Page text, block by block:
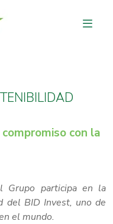
con la
Grupo participa en la
del BID Invest, uno de
el mundo.